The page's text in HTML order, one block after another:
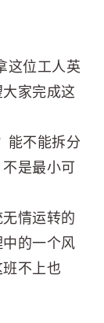
这位工人英
家完成这
能不能拆分
是最小可
情运转的
的一个风
不上也